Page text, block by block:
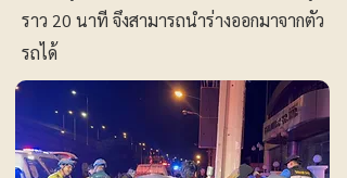
ราว 20 นาที จึงสามารถนำร่างออกมาจากตัว
รถได้